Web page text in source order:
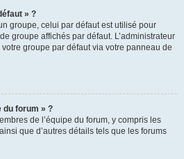
» ?
groupe, celui par défaut est utilisé pour
groupe affichés par défaut. L’administrateur
groupe par défaut via votre panneau de
du forum » ?
de l’équipe du forum, y compris les
que d’autres détails tels que les forums